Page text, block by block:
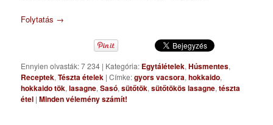
Folytatás →
Ennyien olvasták: 7 234 | Kategória: Egytálételek,Húsmentes,
Receptek,Tészta ételek |Címke:gyors vacsora,hokkaido,
hokkaido tök,lasagne,Sasó,sütőtök,sütőtökös lasagne,tészta
étel |Minden vélemény számít!